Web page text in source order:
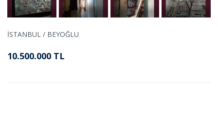
İSTANBUL / BEYOĞLU
10.500.000 TL